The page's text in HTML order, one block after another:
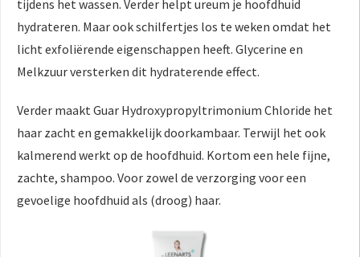
tijdens het wassen. Verder helpt ureum je hoofdhuid
hydrateren. Maar ook schilfertjes los te weken omdat het
licht exfoliërende eigenschappen heeft. Glycerine en
Melkzuur versterken dit hydraterende effect.
Verder maakt Guar Hydroxypropyltrimonium Chloride het
haar zacht en gemakkelijk doorkambaar. Terwijl het ook
kalmerend werkt op de hoofdhuid. Kortom een hele fijne,
zachte, shampoo. Voor zowel de verzorging voor een
gevoelige hoofdhuid als (droog) haar.